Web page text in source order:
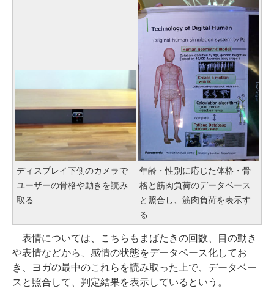
ディスプレイ下側のカメラで
ユーザーの骨格や動きを読み
取る
年齢・性別に応じた体格・骨
格と筋肉負荷のデータベース
と照合し、筋肉負荷を表示す
る
表情については、こちらもまばたきの回数、目の動き
や表情などから、感情の状態をデータベース化してお
き、ヨガの最中のこれらを読み取った上で、データベー
スと照合して、判定結果を表示しているという。